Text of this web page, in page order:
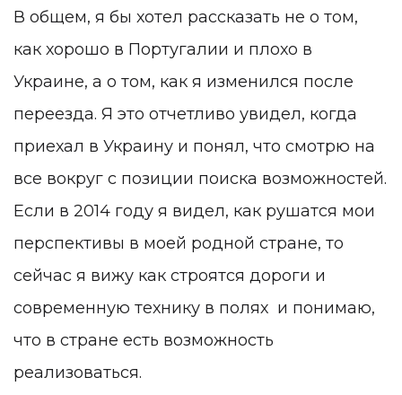
В общем, я бы хотел рассказать не о том,
как хорошо в Португалии и плохо в
Украине, а о том, как я изменился после
переезда. Я это отчетливо увидел, когда
приехал в Украину и понял, что смотрю на
все вокруг с позиции поиска возможностей.
Если в 2014 году я видел, как рушатся мои
перспективы в моей родной стране, то
сейчас я вижу как строятся дороги и
современную технику в полях и понимаю,
что в стране есть возможность
реализоваться.